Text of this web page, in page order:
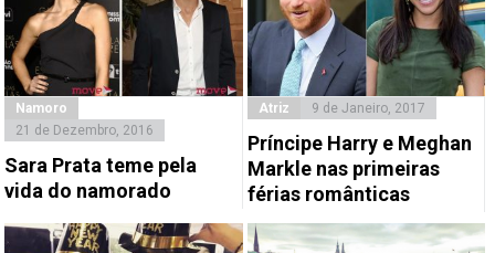
Namoro
21 de Dezembro, 2016
Sara Prata teme pela
vida do namorado
Atriz 9 de Janeiro, 2017
Príncipe Harry e Meghan
Markle nas primeiras
férias românticas